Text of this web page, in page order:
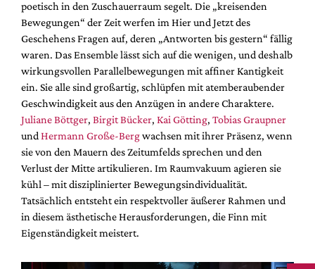
poetisch in den Zuschauerraum segelt. Die „kreisenden
Bewegungen“ der Zeit werfen im Hier und Jetzt des
Geschehens Fragen auf, deren „Antworten bis gestern“ fällig
waren. Das Ensemble lässt sich auf die wenigen, und deshalb
wirkungsvollen Parallelbewegungen mit affiner Kantigkeit
ein. Sie alle sind großartig, schlüpfen mit atemberaubender
Geschwindigkeit aus den Anzügen in andere Charaktere.
Juliane Böttger, Birgit Bücker, Kai Götting, Tobias Graupner
und Hermann Große-Bergwachsen mit ihrer Präsenz, wenn
sie von den Mauern des Zeitumfelds sprechen und den
Verlust der Mitte artikulieren. Im Raumvakuum agieren sie
kühl – mit disziplinierter Bewegungsindividualität.
Tatsächlich entsteht ein respektvoller äußerer Rahmen und
in diesem ästhetische Herausforderungen, die Finn mit
Eigenständigkeit meistert.